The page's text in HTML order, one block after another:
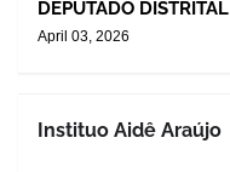
DEPUTADO DISTRITAL
April 03, 2026
Instituo Aidê Araújo